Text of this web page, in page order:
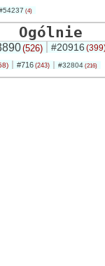
(4)
Ogólnie
(526) #20916
#716 (243) #32804 (216)